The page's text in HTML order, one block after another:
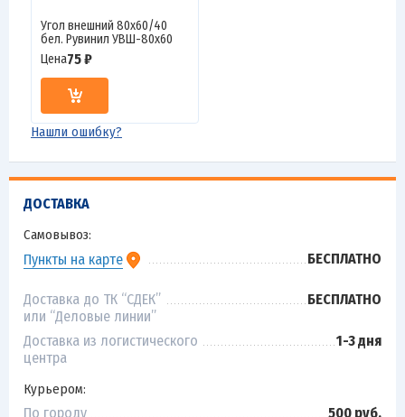
ДОСТАВКА
Самовывоз:
Пункты на карте БЕСПЛАТНО
Доставка до ТК “СДЕК”
или “Деловые линии”
БЕСПЛАТНО
Доставка из логистического
центра
1-3 дня
Курьером:
По городу
500 руб.
Угол внешний 80х60/40
бел. Рувинил УВШ-80х60
Цена75 ₽
Нашли ошибку?